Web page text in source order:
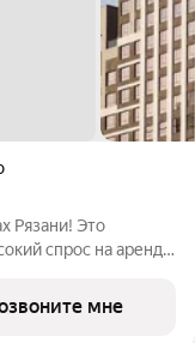
Рязани! Это
спрос на аренду
мне